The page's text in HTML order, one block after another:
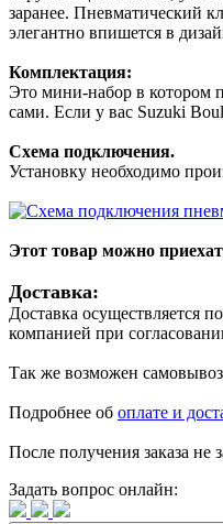
заранее. Пневматический
элегантно впишется в
Комплектация:
Это мини-набор в котором
сами. Если у вас Suzuki
Схема подключения.
Установку необходимо
Этот товар можно
Доставка:
Доставка осуществляется
компанией при
Так же возможен
Подробнее об оплате и
После получения заказа не
Задать вопрос онлайн: